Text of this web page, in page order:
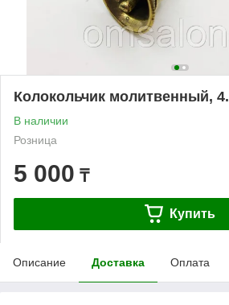
Колокольчик молитвенный,
В наличии
Розница
5 000 ₸
Купить
Описание Доставка Оплата